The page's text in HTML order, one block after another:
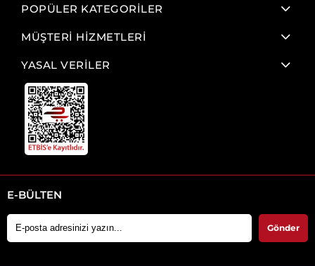
POPÜLER KATEGORİLER
MÜŞTERİ HİZMETLERİ
YASAL VERİLER
E-BÜLTEN
Gönder